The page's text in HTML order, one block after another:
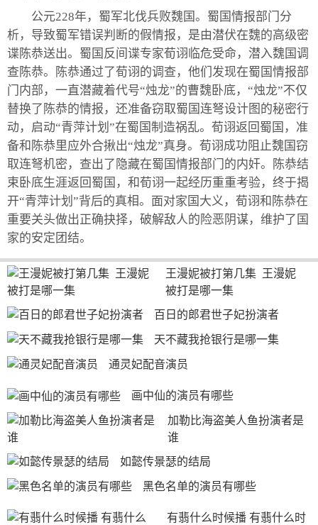
公元228年，蜀军北伐兵败魏国。蜀国情报部门分
析，导致蜀军错误判断的假情报，是由潜伏在魏的高级密
谍陈恭送出。蜀国反间谍专家荀诩临危受命，潜入魏国调
查陈恭。陈恭通过了荀诩的调查，他们发现在蜀国情报部
门内部，一直潜藏着代号“烛龙”的曹魏卧底，“烛龙”不仅
替换了陈恭的情报，还准备窃取蜀国连弩设计图的秘密行
动，启动“青萍计划”在蜀国制造祸乱。荀诩返回蜀国，准
备和陈恭里应外合揪出“烛龙”真身。荀诩成功阻止魏国窃
取连弩机密，查出了隐藏在蜀国情报部门的内奸。陈恭结
束卧底生涯返回蜀国，和荀诩一起经历重重考验，终于揭
开“青萍计划”背后的真相。面对家国大义，荀诩和陈恭在
重要关头做出正确抉择，破解敌人的险恶阴谋，维护了国
家的安定团结。
王漫妮被打第几集  王漫妮
被打是哪一集
百日的郎君世子妃扮演者
天不藏我抢银行是哪一集
通灵妃配音演员
画中仙的演员有哪些
加勒比海盗美人鱼扮演者是
谁
如懿传景瑟的结局
黑色名单的演员有哪些
有翡什么时候播 有翡什么时